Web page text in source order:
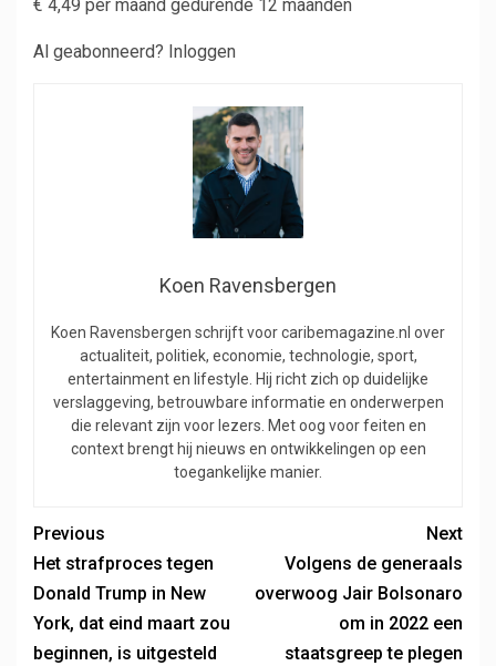
€ 4,49 per maand gedurende 12 maanden
Al geabonneerd? Inloggen
Koen Ravensbergen
Koen Ravensbergen schrijft voor caribemagazine.nl over
actualiteit, politiek, economie, technologie, sport,
entertainment en lifestyle. Hij richt zich op duidelijke
verslaggeving, betrouwbare informatie en onderwerpen
die relevant zijn voor lezers. Met oog voor feiten en
context brengt hij nieuws en ontwikkelingen op een
toegankelijke manier.
Previous
Het strafproces tegen
Donald Trump in New
York, dat eind maart zou
beginnen, is uitgesteld
Next
Volgens de generaals
overwoog Jair Bolsonaro
om in 2022 een
staatsgreep te plegen